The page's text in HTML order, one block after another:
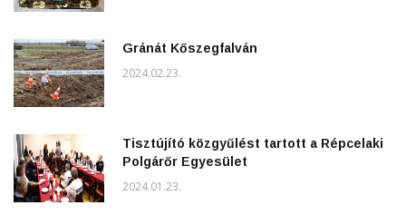
Gránát Kőszegfalván
2024.02.23.
Tisztújító közgyűlést tartott a Répcelaki
Polgárőr Egyesület
2024.01.23.